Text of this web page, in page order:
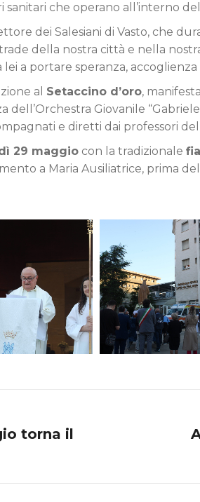
che operano all’interno
dei Salesiani di Vasto, che
della nostra città e nella
a portare speranza,
al Setaccino d’oro,
Giovanile
e diretti dai professori
29 maggio con la tradizionale
a Maria Ausiliatrice, prima
torna il